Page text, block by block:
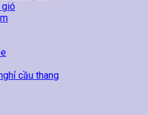
gió
cầu thang